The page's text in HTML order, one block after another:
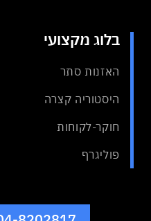
בלוג מקצועי
האזנות סתר
היסטוריה קצרה
חוקר-לקוחות
פוליגרף